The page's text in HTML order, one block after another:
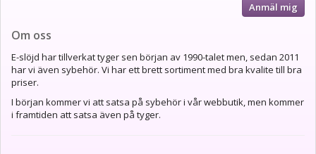
Anmäl mig
Om oss
E-slöjd har tillverkat tyger sen början av 1990-talet men, sedan 2011
har vi även sybehör. Vi har ett brett sortiment med bra kvalite till bra
priser.
I början kommer vi att satsa på sybehör i vår webbutik, men kommer
i framtiden att satsa även på tyger.